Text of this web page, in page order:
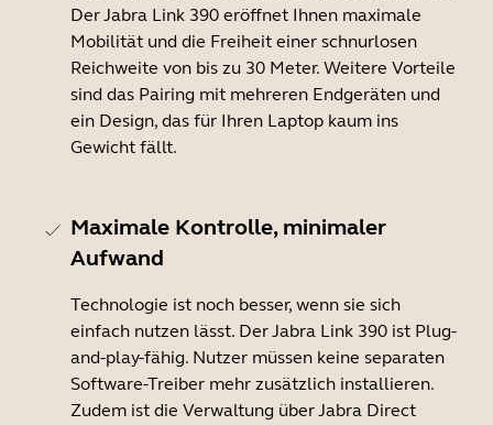
Der Jabra Link 390 eröffnet Ihnen maximale
Mobilität und die Freiheit einer schnurlosen
Reichweite von bis zu 30 Meter. Weitere Vorteile
sind das Pairing mit mehreren Endgeräten und
ein Design, das für Ihren Laptop kaum ins
Gewicht fällt.
Maximale Kontrolle, minimaler
Aufwand
Technologie ist noch besser, wenn sie sich
einfach nutzen lässt. Der Jabra Link 390 ist Plug-
and-play-fähig. Nutzer müssen keine separaten
Software-Treiber mehr zusätzlich installieren.
Zudem ist die Verwaltung über Jabra Direct